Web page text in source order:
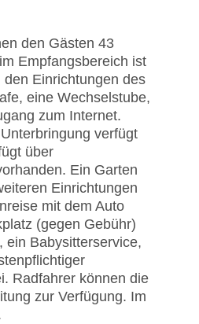
den Gästen 43
Empfangsbereich ist
Einrichtungen des
eine Wechselstube,
zum Internet.
verfügt
über
Ein Garten
Einrichtungen
mit dem Auto
(gegen Gebühr)
ein Babysitterservice,
Radfahrer können die
zur Verfügung. Im